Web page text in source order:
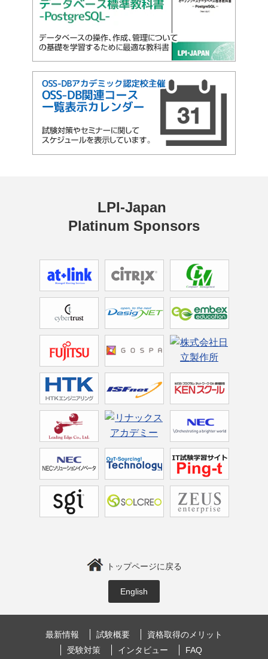
LPI-Japan
Platinum Sponsors
トップページに戻る
English
最新情報 試験概要
資格取得のメリット
受験対策
インタビュー FAQ